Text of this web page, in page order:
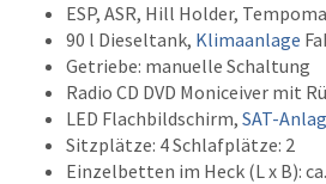
ESP, ASR, Hill Holder,
90 l Dieseltank, Klimaanlage
Getriebe: manuelle Schaltung
Radio CD DVD Moniceiver mit
LED Flachbildschirm, SAT-
Sitzplätze: 4 Schlafplätze: 2
Einzelbetten im Heck (L x B):